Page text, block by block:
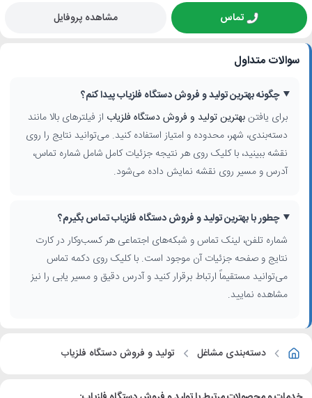
تماس مشاهده پروفایل
سوالات متداول
چگونه بهترین تولید و فروش دستگاه فلزیاب پیدا کنم؟
برای یافتنبهترین تولید و فروش دستگاه فلزیاب از فیلترهای بالا مانند
دسته‌بندی، شهر، محدوده و امتیاز استفاده کنید. می‌توانید نتایج را روی
نقشه ببینید، با کلیک روی هر نتیجه جزئیات کامل شامل شماره تماس،
آدرس و مسیر روی نقشه نمایش داده می‌شود.
چطور با بهترین تولید و فروش دستگاه فلزیاب تماس بگیرم؟
شماره تلفن، لینک تماس و شبکه‌های اجتماعی هر کسب‌وکار در کارت
نتایج و صفحه جزئیات آن موجود است. با کلیک روی دکمه تماس
می‌توانید مستقیماً ارتباط برقرار کنید و آدرس دقیق و مسیر یابی را نیز
مشاهده نمایید.
دسته‌بندی مشاغل تولید و فروش دستگاه فلزیاب